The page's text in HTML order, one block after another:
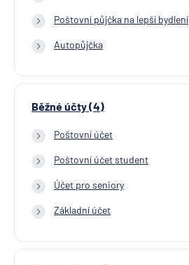
Poštovní půjčka na lepší bydlení
Autopůjčka
Běžné účty (4)
Poštovní účet
Poštovní účet student
Účet pro seniory
Základní účet